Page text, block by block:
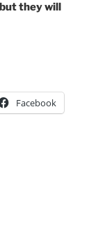
they will
Facebook